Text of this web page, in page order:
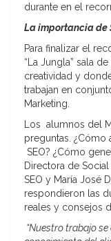
durante en el
La importancia de
Para finalizar el
“La Jungla” sala
creatividad y
trabajan en
Marketing.
Los alumnos del
preguntas. ¿Cómo
SEO? ¿Cómo
Directora de
SEO y María José
respondieron las
reales y consejos
“Nuestro trabajo